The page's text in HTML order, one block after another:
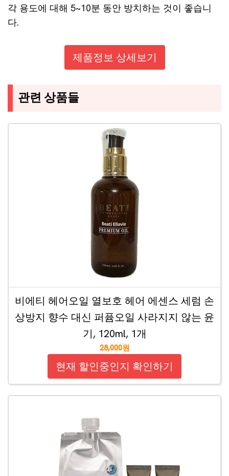
각 용도에 대해 5~10분 동안 방치하는 것이 좋습니
다.
제품정보 상세보기
관련 상품들
비에티 헤어오일 열보호 헤어 에센스 세럼 손
상방지 향수 대신 퍼퓸오일 사라지지 않는 윤
기, 120ml, 1개
28,000원
현재 할인중인지 확인하기